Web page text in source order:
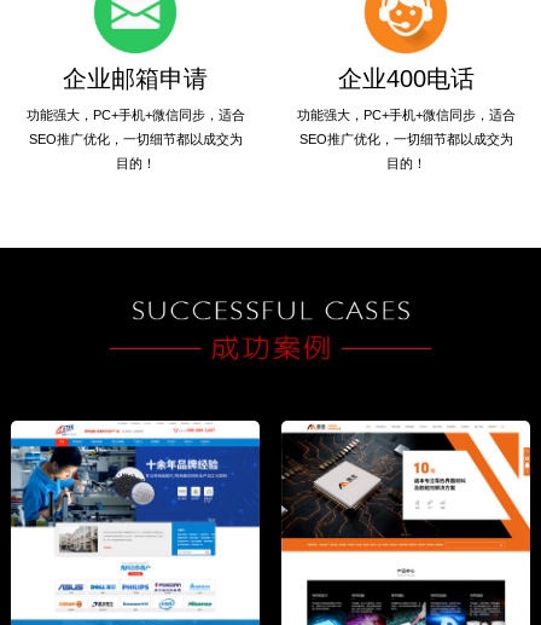
企业邮箱申请
功能强大，PC+手机+微信同步，适合
SEO推广优化，一切细节都以成交为
目的！
企业400电话
功能强大，PC+手机+微信同步，适合
SEO推广优化，一切细节都以成交为
目的！